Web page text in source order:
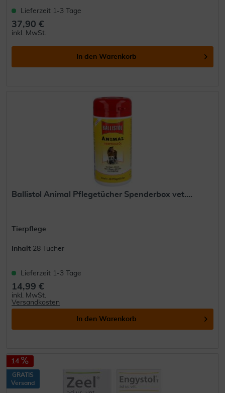
Lieferzeit 1-3 Tage
37,90 €
inkl. MwSt.
In den Warenkorb
Ballistol Animal Pflegetücher Spenderbox vet....
Tierpflege
Inhalt 28 Tücher
Lieferzeit 1-3 Tage
14,99 €
inkl. MwSt.
Versandkosten
In den Warenkorb
14
GRATIS
Versand